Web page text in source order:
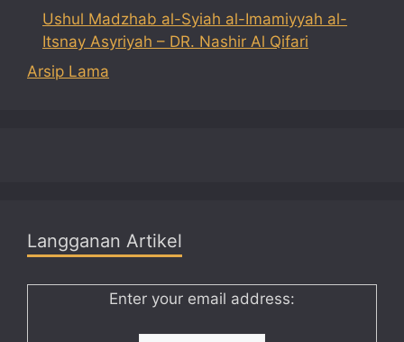
Ushul Madzhab al-Syiah al-Imamiyyah al-
Itsnay Asyriyah – DR. Nashir Al Qifari
Arsip Lama
Langganan Artikel
Enter your email address: